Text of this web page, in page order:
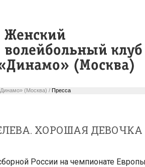
(Москва) / Пресса
ХОРОШАЯ ДЕВОЧКА
России на чемпионате